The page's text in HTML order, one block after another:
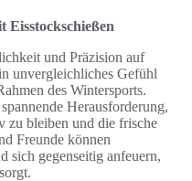
und Präzision auf
unvergleichliches Gefühl
des Wintersports.
Herausforderung,
zu bleiben und die frische
Freunde können
sich gegenseitig anfeuern,
sorgt.